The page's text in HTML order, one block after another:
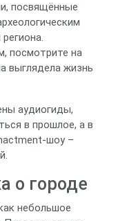
посвящённые
посмотрите на
выглядела жизнь
аудиогиды,
в прошлое, а в
–
о городе
небольшое